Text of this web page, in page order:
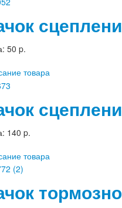
50 p.
товара
140 p.
товара